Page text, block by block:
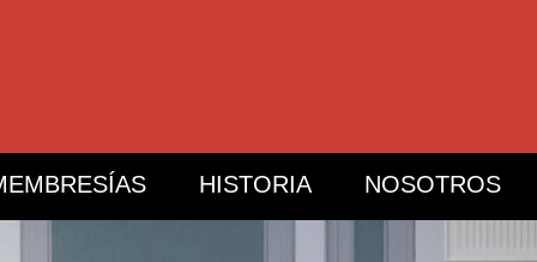
HISTORIA NOSOTROS